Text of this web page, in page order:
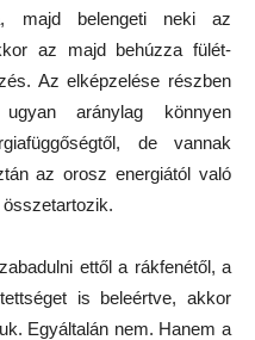
majd belengeti neki az
az majd behúzza fülét-
Az elképzelése részben
aránylag könnyen
de vannak
az orosz energiától való
ettől a rákfenétől, a
is beleértve, akkor
Egyáltalán nem. Hanem a